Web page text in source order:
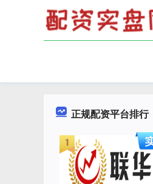
正规配资平台排行